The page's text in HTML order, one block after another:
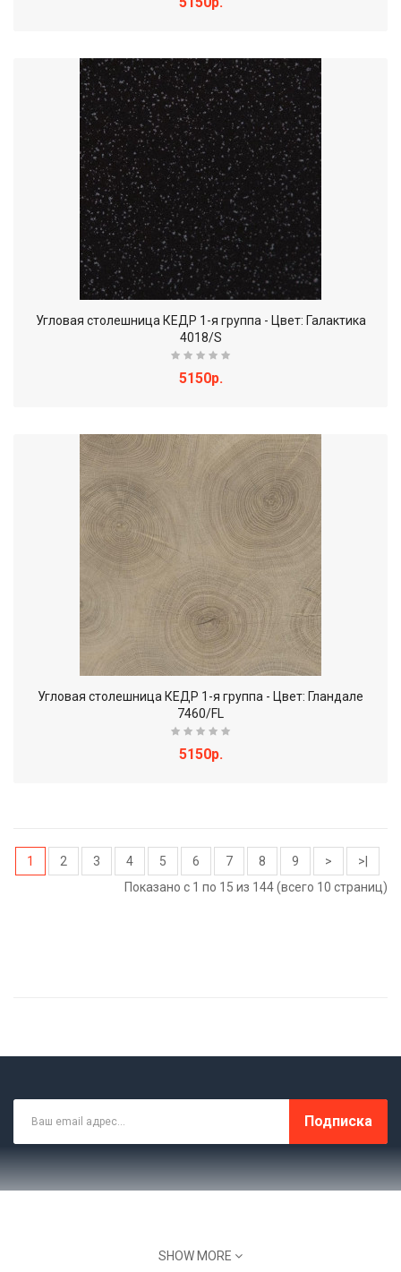
Угловая столешница КЕДР 1-я группа - Цвет: Галактика
4018/S
5150р.
Угловая столешница КЕДР 1-я группа - Цвет: Гландале
7460/FL
5150р.
1 2 3 4 5 6 7 8 9 >
>|
Показано с 1 по 15 из 144 (всего 10 страниц)
Подписка
SHOW MORE